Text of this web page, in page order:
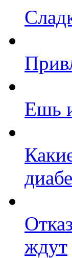
Ешь
ждут